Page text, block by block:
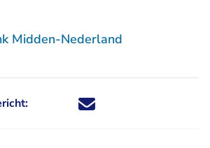
Midden-Nederland
Deel dit nieuwsbericht via X -
Deel dit nieuwsbericht via
Deel dit nieuwsbericht
Deel dit